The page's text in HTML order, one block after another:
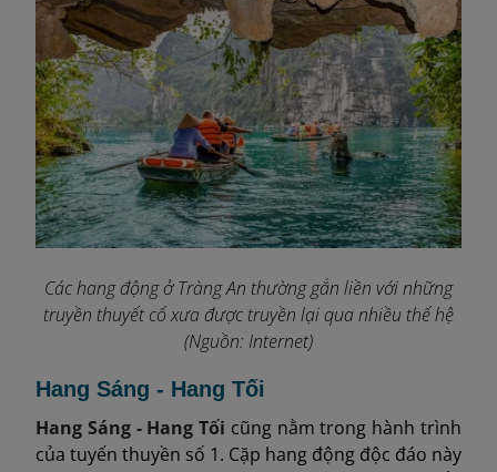
Các hang động ở Tràng An thường gắn liền với những
truyền thuyết cổ xưa được truyền lại qua nhiều thế hệ
(Nguồn: Internet)
Hang Sáng - Hang Tối
Hang Sáng - Hang Tối cũng nằm trong hành trình
của tuyến thuyền số 1. Cặp hang động độc đáo này